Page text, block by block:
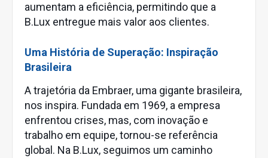
aumentam a eficiência, permitindo que a
B.Lux entregue mais valor aos clientes.
Uma História de Superação: Inspiração
Brasileira
A trajetória da Embraer, uma gigante brasileira,
nos inspira. Fundada em 1969, a empresa
enfrentou crises, mas, com inovação e
trabalho em equipe, tornou-se referência
global. Na B.Lux, seguimos um caminho